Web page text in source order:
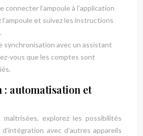
connecter l’ampoule à l’application
et suivez les instructions
synchronisation avec un assistant
vous que les comptes sont
automatisation et
explorez les possibilités
avec d’autres appareils